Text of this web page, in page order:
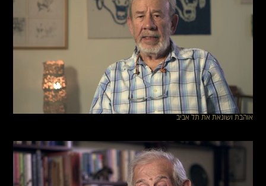
אוהבת ושונאת את תל אביב